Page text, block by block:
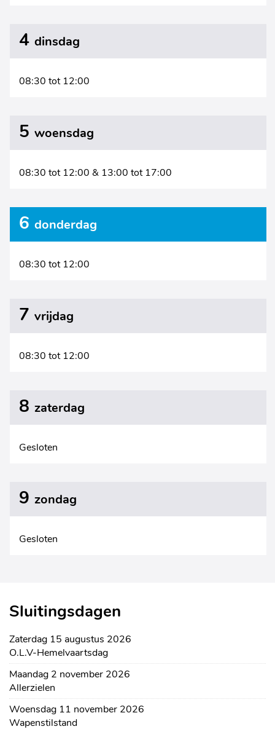
week
4 dinsdag
08:30 tot 12:00
5 woensdag
08:30 tot 12:00 & 13:00 tot 17:00
6 donderdag
08:30 tot 12:00
7 vrijdag
08:30 tot 12:00
8 zaterdag
Gesloten
9 zondag
Gesloten
Sluitingsdagen
zaterdag 15 augustus 2026
O.L.V-Hemelvaartsdag
maandag 2 november 2026
Allerzielen
woensdag 11 november 2026
Wapenstilstand